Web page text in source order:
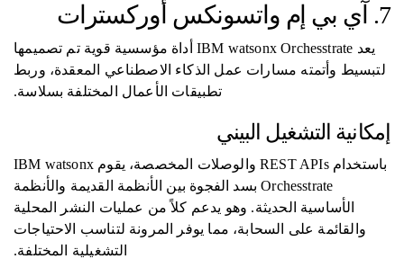
7. آي بي إم واتسونكس أوركسترات
يعد IBM watsonx Orchesstrate أداة مؤسسية قوية تم تصميمها
لتبسيط وأتمته مسارات عمل الذكاء الاصطناعي المعقدة، وربط
تطبيقات الأعمال المختلفة بسلاسة.
إمكانية التشغيل البيني
باستخدام REST APIs والوصلات المخصصة، يقوم IBM watsonx
Orchesstrate بسد الفجوة بين الأنظمة القديمة والأنظمة
الأساسية الحديثة. وهو يدعم كلاً من عمليات النشر المحلية
والقائمة على السحابة، مما يوفر المرونة لتناسب الاحتياجات
التشغيلية المختلفة.